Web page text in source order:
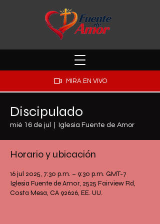
MIRA EN VIVO
Discipulado
mié 16 de jul Iglesia Fuente de Amor
Horario y ubicación
16 jul 2025, 7:30 p.m. – 9:30 p.m. GMT-7
Iglesia Fuente de Amor, 2525 Fairview Rd,
Costa Mesa, CA 92626, EE. UU.